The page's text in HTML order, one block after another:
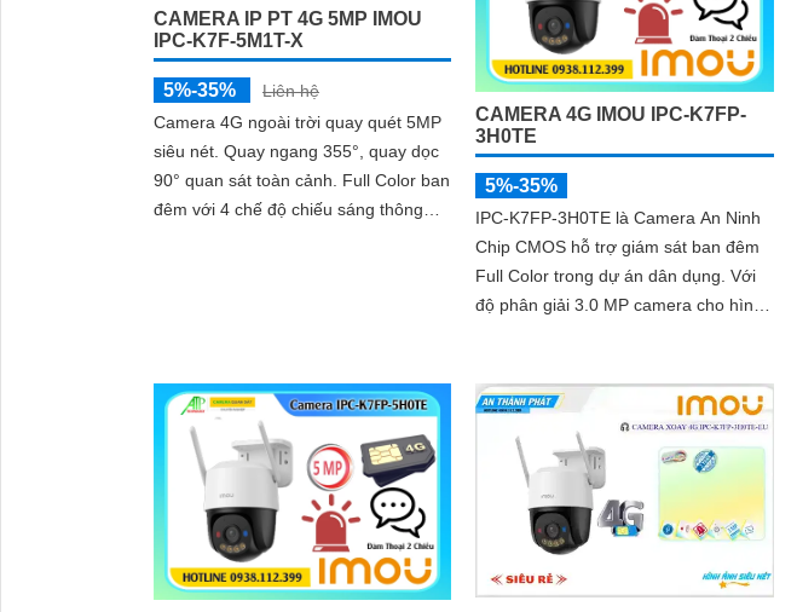
CAMERA IP PT 4G 5MP IMOU
IPC-K7F-5M1T-X
5%-35%
Liên hệ
Camera 4G ngoài trời quay quét 5MP
siêu nét. Quay ngang 355°, quay dọc
90° quan sát toàn cảnh. Full Color ban
đêm với 4 chế độ chiếu sáng thông
CAMERA 4G IMOU IPC-K7FP-
3H0TE
5%-35%
IPC-K7FP-3H0TE là Camera An Ninh
Chip CMOS hỗ trợ giám sát ban đêm
Full Color trong dự án dân dụng. Với
độ phân giải 3.0 MP camera cho hình